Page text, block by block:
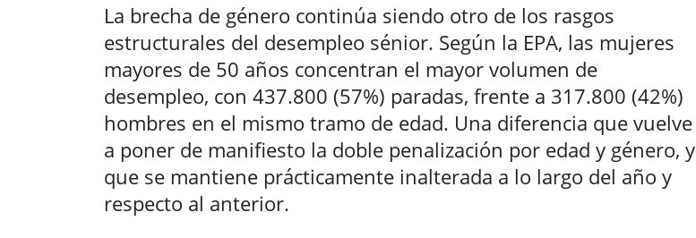
La brecha de género continúa siendo otro de los rasgos
estructurales del desempleo sénior. Según la EPA, las mujeres
mayores de 50 años concentran el mayor volumen de
desempleo, con 437.800 (57%) paradas, frente a 317.800 (42%)
hombres en el mismo tramo de edad. Una diferencia que vuelve
a poner de manifiesto la doble penalización por edad y género, y
que se mantiene prácticamente inalterada a lo largo del año y
respecto al anterior.